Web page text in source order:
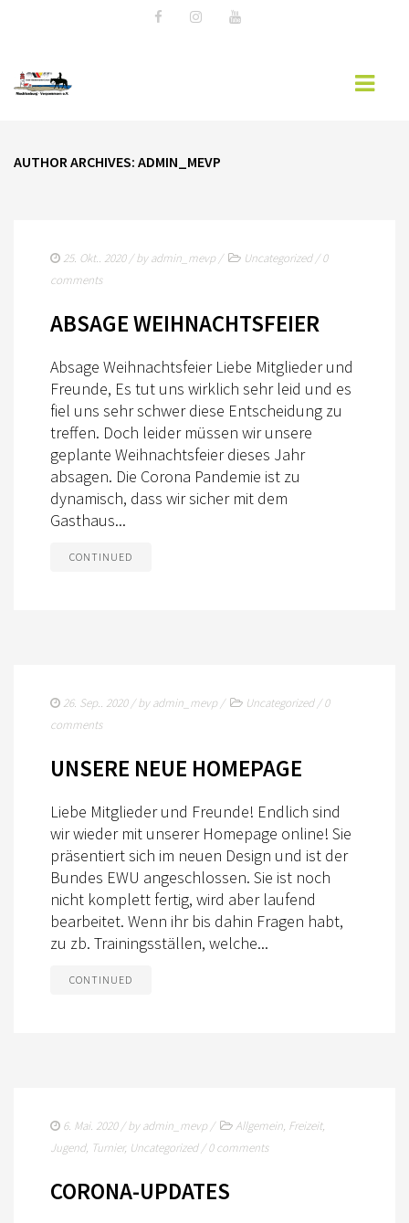
JUGENDARBEIT
AUSBILDUNG
FREIZEIT
DOWNLOADS
KONTAKT
AUTHOR ARCHIVES: ADMIN_MEVP
25. Okt.. 2020/ byadmin_mevp/ Uncategorized/0
comments
ABSAGE WEIHNACHTSFEIER
Absage Weihnachtsfeier Liebe Mitglieder und
Freunde, Es tut uns wirklich sehr leid und es
fiel uns sehr schwer diese Entscheidung zu
treffen. Doch leider müssen wir unsere
geplante Weihnachtsfeier dieses Jahr
absagen. Die Corona Pandemie ist zu
dynamisch, dass wir sicher mit dem
Gasthaus...
CONTINUED
26. Sep.. 2020/ byadmin_mevp/ Uncategorized/0
comments
UNSERE NEUE HOMEPAGE
Liebe Mitglieder und Freunde! Endlich sind
wir wieder mit unserer Homepage online! Sie
präsentiert sich im neuen Design und ist der
Bundes EWU angeschlossen. Sie ist noch
nicht komplett fertig, wird aber laufend
bearbeitet. Wenn ihr bis dahin Fragen habt,
zu zb. Trainingsställen, welche...
CONTINUED
6. Mai. 2020/ byadmin_mevp/ Allgemein, Freizeit,
Jugend, Turnier, Uncategorized/0 comments
CORONA-UPDATES